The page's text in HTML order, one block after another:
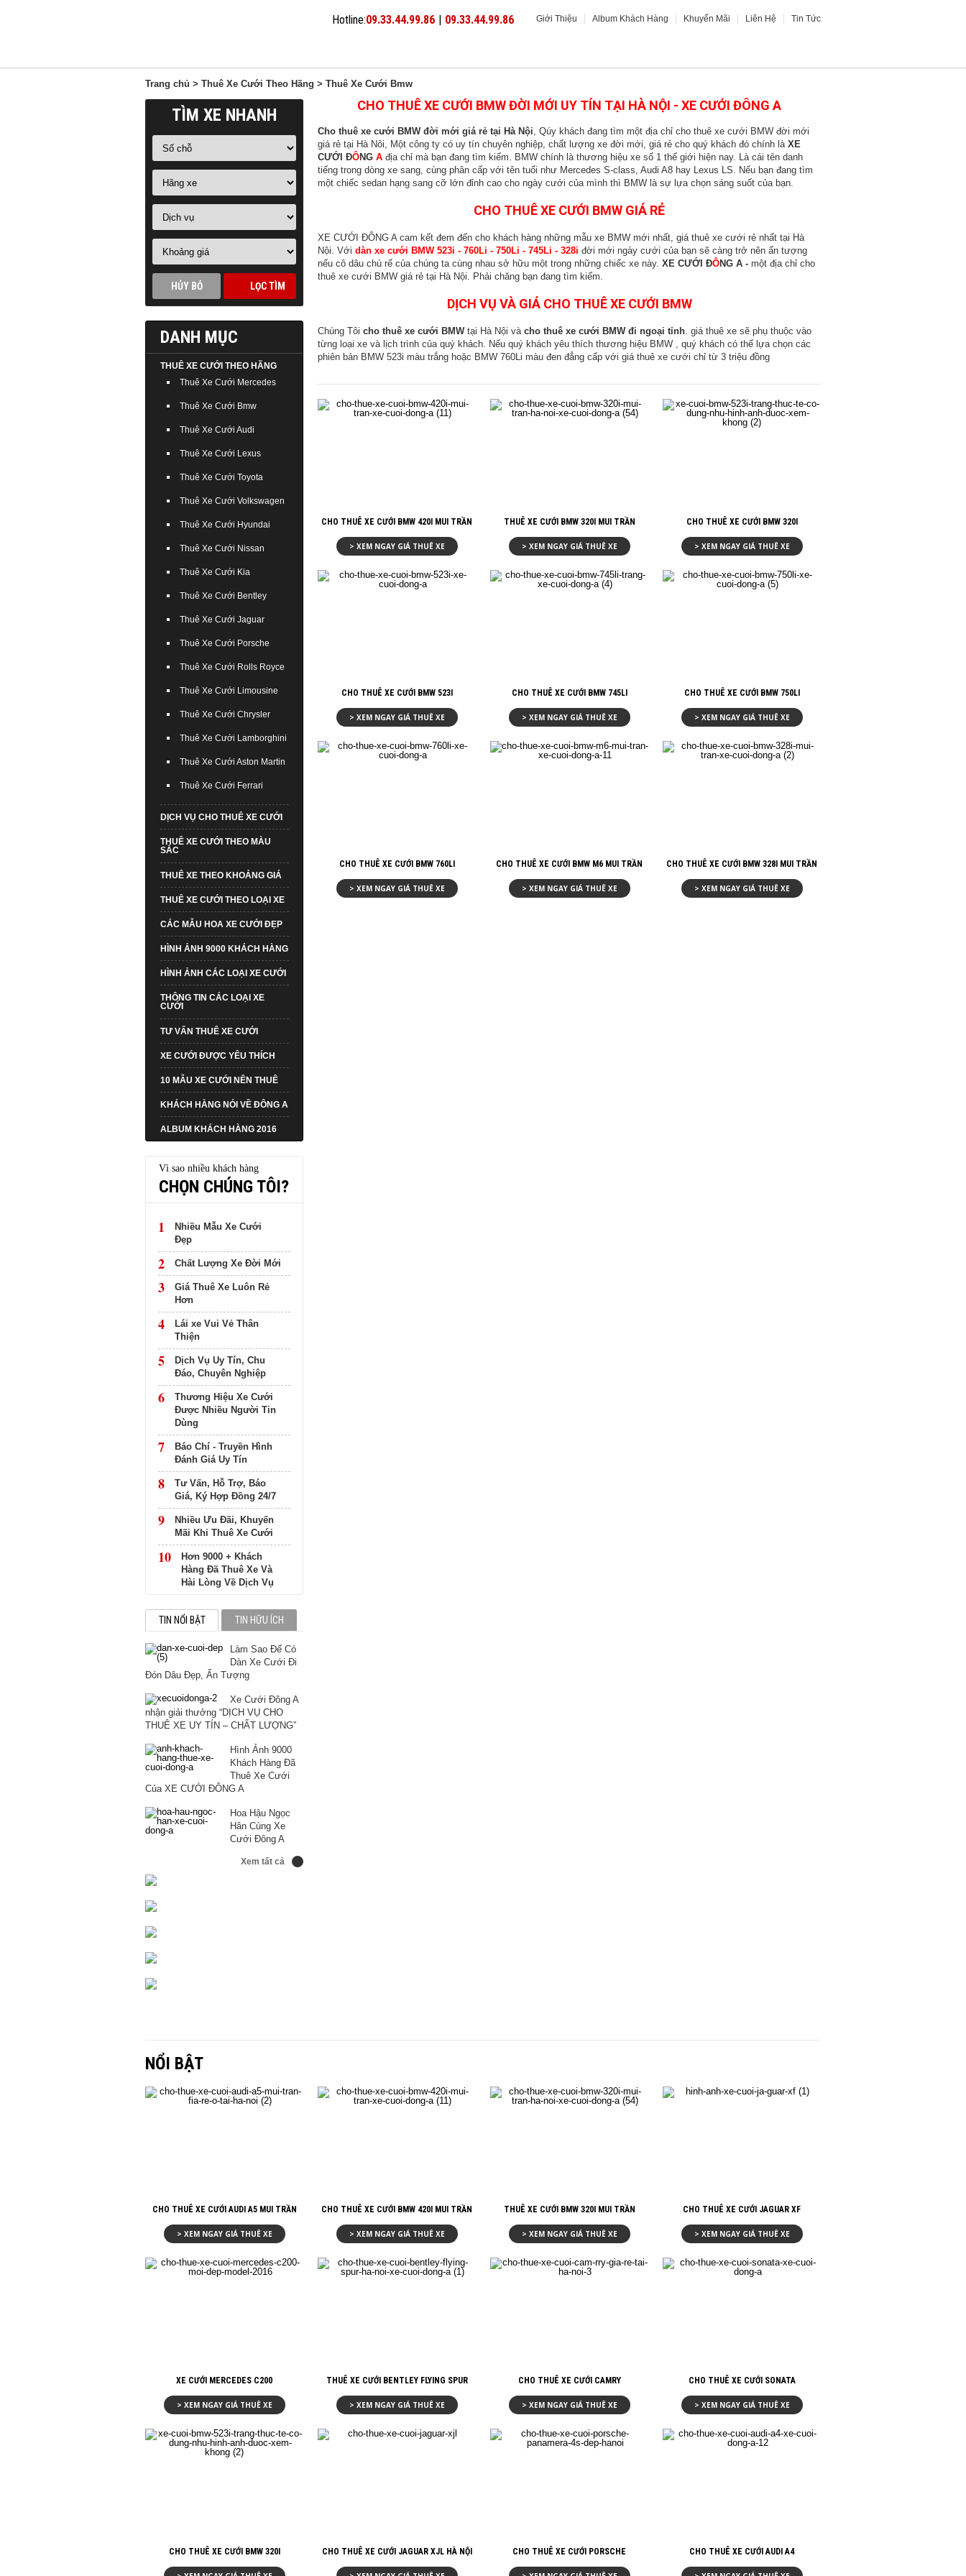
Hotline:09.33.44.99.86 | 09.33.44.99.86 Giới Thiệu Album Khách Hàng Khuyến Mãi Liên Hệ Tin Tức
Trang chủ > Thuê Xe Cưới Theo Hãng > Thuê Xe Cưới Bmw
TÌM XE NHANH
DANH MỤC
THUÊ XE CƯỚI THEO HÃNG
Thuê Xe Cưới Mercedes
Thuê Xe Cưới Bmw
Thuê Xe Cưới Audi
Thuê Xe Cưới Lexus
Thuê Xe Cưới Toyota
Thuê Xe Cưới Volkswagen
Thuê Xe Cưới Hyundai
Thuê Xe Cưới Nissan
Thuê Xe Cưới Kia
Thuê Xe Cưới Bentley
Thuê Xe Cưới Jaguar
Thuê Xe Cưới Porsche
Thuê Xe Cưới Rolls Royce
Thuê Xe Cưới Limousine
Thuê Xe Cưới Chrysler
Thuê Xe Cưới Lamborghini
Thuê Xe Cưới Aston Martin
Thuê Xe Cưới Ferrari
DỊCH VỤ CHO THUÊ XE CƯỚI
THUÊ XE CƯỚI THEO MÀU
SẮC
THUÊ XE THEO KHOẢNG GIÁ
THUÊ XE CƯỚI THEO LOẠI XE
CÁC MẪU HOA XE CƯỚI ĐẸP
HÌNH ẢNH 9000 KHÁCH HÀNG
HÌNH ẢNH CÁC LOẠI XE CƯỚI
THÔNG TIN CÁC LOẠI XE
CƯỚI
TƯ VẤN THUÊ XE CƯỚI
XE CƯỚI ĐƯỢC YÊU THÍCH
10 MẪU XE CƯỚI NÊN THUÊ
KHÁCH HÀNG NÓI VỀ ĐÔNG A
ALBUM KHÁCH HÀNG 2016
Vì sao nhiều khách hàng
CHỌN CHÚNG TÔI?
1
Nhiều Mẫu Xe Cưới
Đẹp
2 Chất Lượng Xe Đời Mới
3
Giá Thuê Xe Luôn Rẻ
Hơn
4
Lái xe Vui Vẻ Thân
Thiện
5
Dịch Vụ Uy Tín, Chu
Đáo, Chuyên Nghiệp
6
Thương Hiệu Xe Cưới
Được Nhiều Người Tin
Dùng
7
Báo Chí - Truyền Hình
Đánh Giá Uy Tín
8
Tư Vấn, Hỗ Trợ, Báo
Giá, Ký Hợp Đồng 24/7
9
Nhiều Ưu Đãi, Khuyến
Mãi Khi Thuê Xe Cưới
10
Hơn 9000 + Khách
Hàng Đã Thuê Xe Và
Hài Lòng Về Dịch Vụ
TIN NỔI BẬT TIN HỮU ÍCH
Làm Sao Để Có
Dàn Xe Cưới Đi
Đón Dâu Đẹp, Ấn Tượng
Xe Cưới Đông A
nhận giải thưởng “DỊCH VỤ CHO
THUÊ XE UY TÍN – CHẤT LƯỢNG”
Hình Ảnh 9000
Khách Hàng Đã
Thuê Xe Cưới
Của XE CƯỚI ĐÔNG A
Hoa Hậu Ngọc
Hân Cùng Xe
Cưới Đông A
Xem tất cả
CHO THUÊ XE CƯỚI BMW ĐỜI MỚI UY TÍN TẠI HÀ NỘI - XE CƯỚI ĐÔNG A
Cho thuê xe cưới BMW đời mới giá rẻ tại Hà Nội, Qúy khách đang tìm một địa chỉ cho thuê xe cưới BMW đời mới
giá rẻ tại Hà Nôi, Một công ty có uy tín chuyên nghiệp, chất lượng xe đời mới, giá rẻ cho quý khách đó chính là XE
CƯỚI ĐÔNG A địa chỉ mà bạn đang tìm kiếm. BMW chính là thương hiệu xe số 1 thế giới hiện nay. Là cái tên danh
tiếng trong dòng xe sang, cùng phân cấp với tên tuổi như Mercedes S-class, Audi A8 hay Lexus LS. Nếu bạn đang tìm
một chiếc sedan hạng sang cỡ lớn đỉnh cao cho ngày cưới của mình thì BMW là sự lựa chọn sáng suốt của bạn.
CHO THUÊ XE CƯỚI BMW GIÁ RẺ
XE CƯỚI ĐÔNG A cam kết đem đến cho khách hàng những mẫu xe BMW mới nhất, giá thuê xe cưới rẻ nhất tại Hà
Nội. Với dàn xe cưới BMW 523i - 760Li - 750Li - 745Li - 328i đời mới ngày cưới của bạn sẽ càng trở nên ấn tượng
nếu cô dâu chú rể của chúng ta cùng nhau sở hữu một trong những chiếc xe này. XE CƯỚI ĐÔNG A - một địa chỉ cho
thuê xe cưới BMW giá rẻ tại Hà Nội. Phải chăng bạn đang tìm kiếm.
DỊCH VỤ VÀ GIÁ CHO THUÊ XE CƯỚI BMW
Chúng Tôi cho thuê xe cưới BMWtại Hà Nội và cho thuê xe cưới BMW đi ngoại tỉnh. giá thuê xe sẽ phụ thuộc vào
từng loại xe và lịch trình của quý khách. Nếu quý khách yêu thích thương hiệu BMW , quý khách có thể lựa chọn các
phiên bản BMW 523i màu trắng hoặc BMW 760Li màu đen đẳng cấp với giá thuê xe cưới chỉ từ 3 triệu đồng
CHO THUÊ XE CƯỚI BMW 420I MUI TRẦN
> XEM NGAY GIÁ THUÊ XE
THUÊ XE CƯỚI BMW 320I MUI TRẦN
> XEM NGAY GIÁ THUÊ XE
CHO THUÊ XE CƯỚI BMW 320I
> XEM NGAY GIÁ THUÊ XE
CHO THUÊ XE CƯỚI BMW 523I
> XEM NGAY GIÁ THUÊ XE
CHO THUÊ XE CƯỚI BMW 745LI
> XEM NGAY GIÁ THUÊ XE
CHO THUÊ XE CƯỚI BMW 750LI
> XEM NGAY GIÁ THUÊ XE
CHO THUÊ XE CƯỚI BMW 760LI
> XEM NGAY GIÁ THUÊ XE
CHO THUÊ XE CƯỚI BMW M6 MUI TRẦN
> XEM NGAY GIÁ THUÊ XE
CHO THUÊ XE CƯỚI BMW 328I MUI TRẦN
> XEM NGAY GIÁ THUÊ XE
NỔI BẬT
CHO THUÊ XE CƯỚI AUDI A5 MUI TRẦN
> XEM NGAY GIÁ THUÊ XE
CHO THUÊ XE CƯỚI BMW 420I MUI TRẦN
> XEM NGAY GIÁ THUÊ XE
THUÊ XE CƯỚI BMW 320I MUI TRẦN
> XEM NGAY GIÁ THUÊ XE
CHO THUÊ XE CƯỚI JAGUAR XF
> XEM NGAY GIÁ THUÊ XE
XE CƯỚI MERCEDES C200
> XEM NGAY GIÁ THUÊ XE
THUÊ XE CƯỚI BENTLEY FLYING SPUR
> XEM NGAY GIÁ THUÊ XE
CHO THUÊ XE CƯỚI CAMRY
> XEM NGAY GIÁ THUÊ XE
CHO THUÊ XE CƯỚI SONATA
> XEM NGAY GIÁ THUÊ XE
CHO THUÊ XE CƯỚI BMW 320I CHO THUÊ XE CƯỚI JAGUAR XJL HÀ NỘI CHO THUÊ XE CƯỚI PORSCHE CHO THUÊ XE CƯỚI AUDI A4